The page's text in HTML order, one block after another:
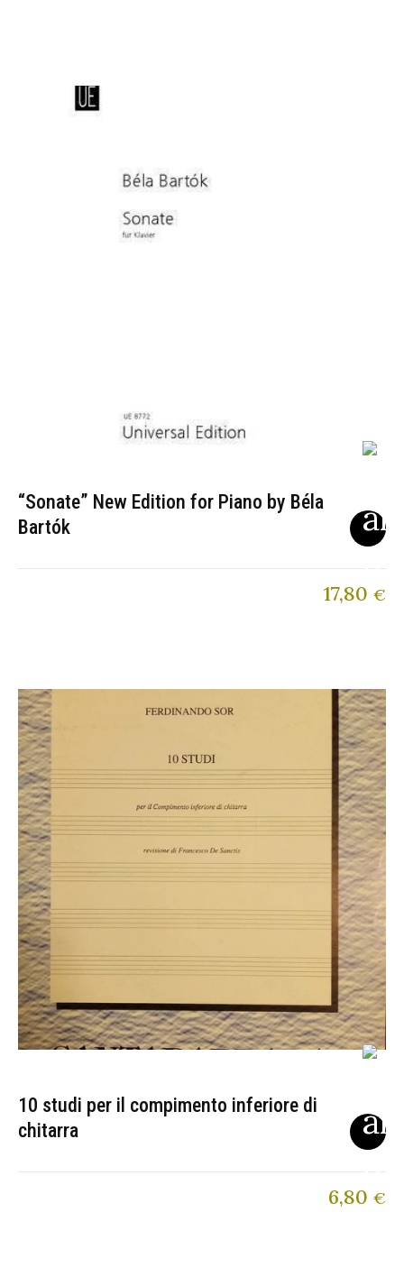
“Sonate” New Edition for Piano by Béla
Bartók
17,80 €
10 studi per il compimento inferiore di
chitarra
6,80 €